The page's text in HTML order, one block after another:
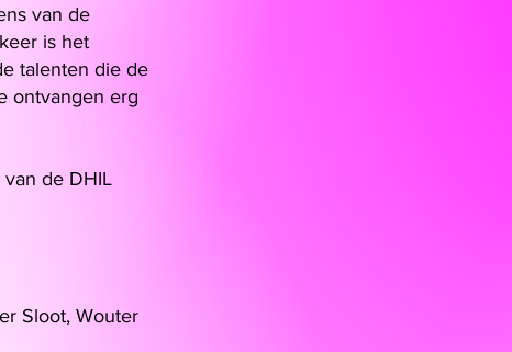
van de
is het
talenten die de
ontvangen erg
de DHIL
Sloot, Wouter